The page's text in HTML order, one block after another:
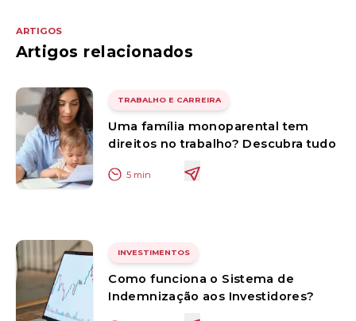
ARTIGOS
Artigos relacionados
TRABALHO E CARREIRA
Uma família monoparental tem
direitos no trabalho? Descubra tudo
5 min
INVESTIMENTOS
Como funciona o Sistema de
Indemnização aos Investidores?